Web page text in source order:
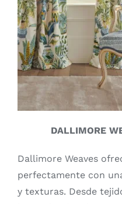
DALLIMORE
Dallimore Weaves
perfectamente con
y texturas. Desde